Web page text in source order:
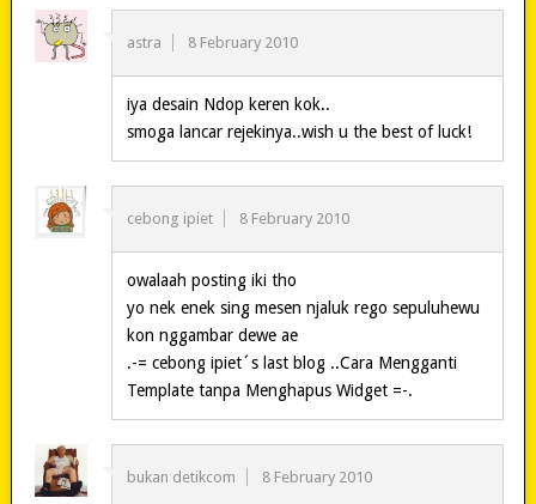
astra 8 February 2010
iya desain Ndop keren kok..
smoga lancar rejekinya..wish u the best of luck!
cebong ipiet 8 February 2010
owalaah posting iki tho
yo nek enek sing mesen njaluk rego sepuluhewu
kon nggambar dewe ae
.-= cebong ipiet´s last blog ..Cara Mengganti
Template tanpa Menghapus Widget =-.
bukan detikcom 8 February 2010